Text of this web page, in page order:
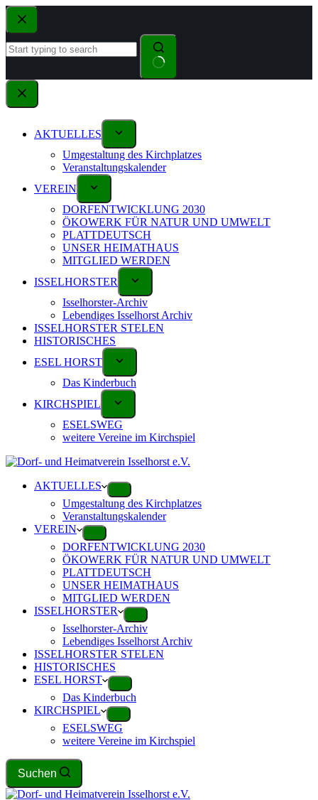
AKTUELLES
Umgestaltung des Kirchplatzes
Veranstaltungskalender
VEREIN
DORFENTWICKLUNG 2030
ÖKOWERK FÜR NATUR UND UMWELT
PLATTDEUTSCH
UNSER HEIMATHAUS
MITGLIED WERDEN
ISSELHORSTER
Isselhorster-Archiv
Lebendiges Isselhorst Archiv
ISSELHORSTER STELEN
HISTORISCHES
ESEL HORST
Das Kinderbuch
KIRCHSPIEL
ESELSWEG
weitere Vereine im Kirchspiel
AKTUELLES
Umgestaltung des Kirchplatzes
Veranstaltungskalender
VEREIN
DORFENTWICKLUNG 2030
ÖKOWERK FÜR NATUR UND UMWELT
PLATTDEUTSCH
UNSER HEIMATHAUS
MITGLIED WERDEN
ISSELHORSTER
Isselhorster-Archiv
Lebendiges Isselhorst Archiv
ISSELHORSTER STELEN
HISTORISCHES
ESEL HORST
Das Kinderbuch
KIRCHSPIEL
ESELSWEG
weitere Vereine im Kirchspiel
Suchen